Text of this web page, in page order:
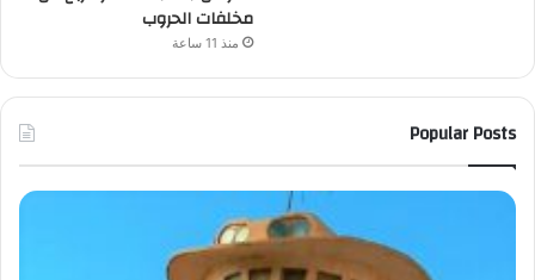
مخلفات الحروب
منذ 11 ساعة
Popular Posts